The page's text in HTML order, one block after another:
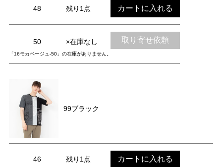
48 残り1点 カートに入れる
50 ×在庫なし 取り寄せ依頼
「16モカベージュ-50」の在庫がありません。
99ブラック
46 残り1点 カートに入れる